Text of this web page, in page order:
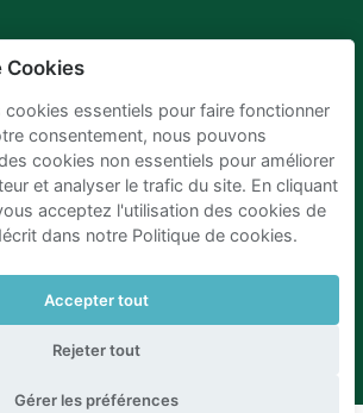
Cookies
cookies essentiels pour faire fonctionner
consentement, nous pouvons
cookies non essentiels pour améliorer
et analyser le trafic du site. En cliquant
acceptez l'utilisation des cookies de
dans notre Politique de cookies.
Accepter tout
Rejeter tout
Gérer les préférences
parking
d'entreprise
Parking Amsterdam
Parking Rotterdam Parking Eindhoven